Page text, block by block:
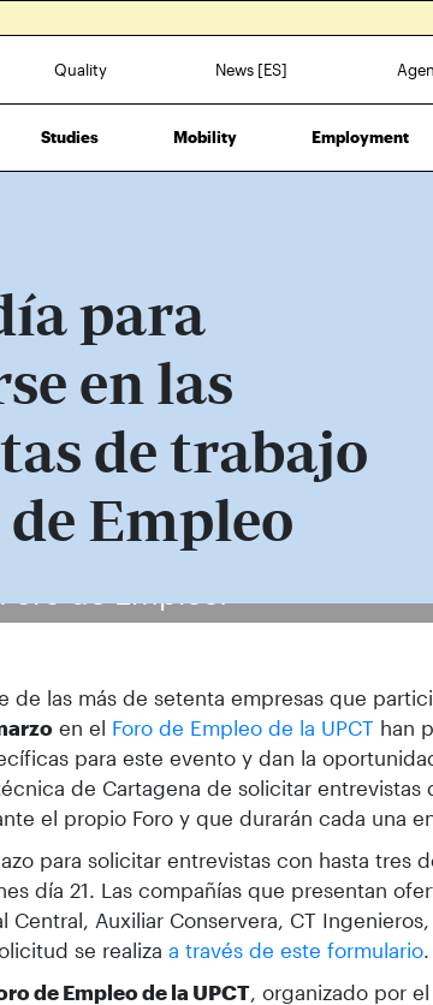
Quality News [ES]
Studies Mobility Employment
para
en las
de trabajo
Empleo
de las más de setenta empresas que
en el Foro de Empleo de la UPCT han
para este evento y dan la
de Cartagena de solicitar entrevistas
el propio Foro y que durarán cada una
para solicitar entrevistas con hasta tres
día 21. Las compañías que presentan
Central, Auxiliar Conservera, CT Ingenieros,
se realizaa través de este formulario.
de Empleo de la UPCT, organizado por